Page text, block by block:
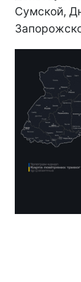
Сумской,